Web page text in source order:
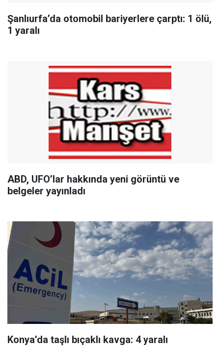
Şanlıurfa’da otomobil bariyerlere çarptı: 1 ölü,
1 yaralı
ABD, UFO’lar hakkında yeni görüntü ve
belgeler yayınladı
Konya’da taşlı bıçaklı kavga: 4 yaralı